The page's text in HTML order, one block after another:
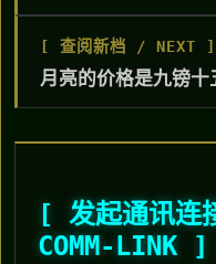
[ 查阅新档 / NEXT
月亮的价格是九镑
[ 发起通讯
COMM-LINK ]